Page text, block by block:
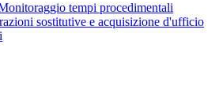
tempi procedimentali
sostitutive e acquisizione d'ufficio